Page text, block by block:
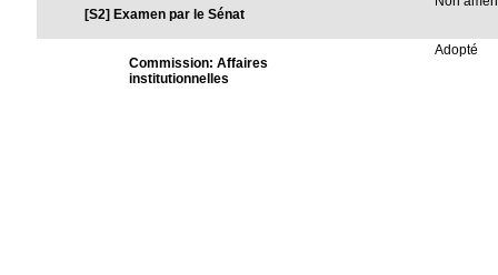
[S2] Examen par le Sénat
Commission: Affaires
institutionnelles
Adopté